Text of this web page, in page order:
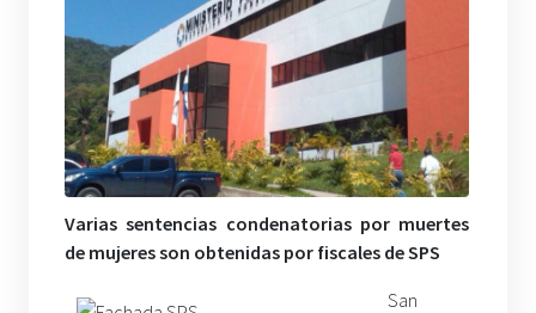
Varias sentencias condenatorias por muertes
de mujeres son obtenidas por fiscales de SPS
San